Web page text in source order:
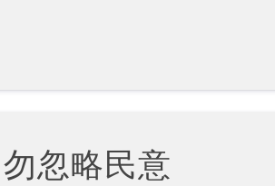
忽略民意